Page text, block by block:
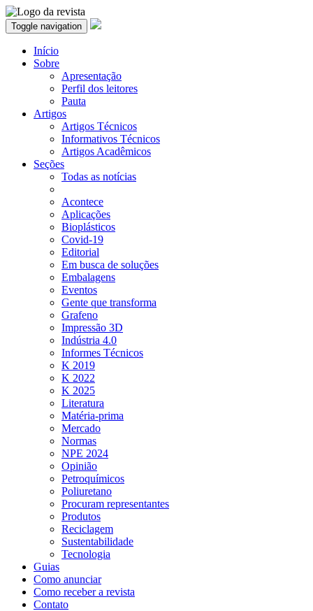
Toggle navigation
Início
Sobre
Apresentação
Perfil dos leitores
Pauta
Artigos
Artigos Técnicos
Informativos Técnicos
Artigos Acadêmicos
Seções
Todas as notícias
Acontece
Aplicações
Bioplásticos
Covid-19
Editorial
Em busca de soluções
Embalagens
Eventos
Gente que transforma
Grafeno
Impressão 3D
Indústria 4.0
Informes Técnicos
K 2019
K 2022
K 2025
Literatura
Matéria-prima
Mercado
Normas
NPE 2024
Opinião
Petroquímicos
Poliuretano
Procuram representantes
Produtos
Reciclagem
Sustentabilidade
Tecnologia
Guias
Como anunciar
Como receber a revista
Contato